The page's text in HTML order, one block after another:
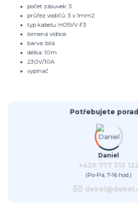
počet zásuvek: 3
průřez vodičů: 3 x 1mm2
typ kabelu: H05VV-F3
lomená vidlice
barva: bílá
délka: 10m
230V/10A
vypínač
Potřebujete
Daniel
+420 777 313 122
(Po-Pá, 7-16 hod.)